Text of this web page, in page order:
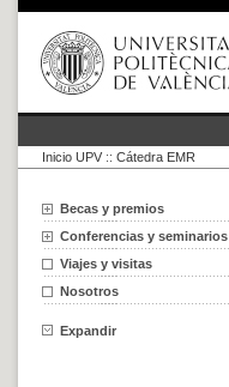
Inicio UPV :: Cátedra EMR
Becas y premios
Conferencias y seminarios
Viajes y visitas
Nosotros
Expandir